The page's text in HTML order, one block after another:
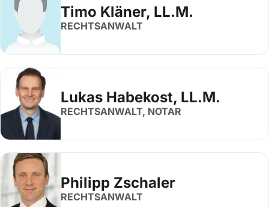
Timo Kläner, LL.M.
RECHTSANWALT
Lukas Habekost, LL.M.
RECHTSANWALT, NOTAR
Philipp Zschaler
RECHTSANWALT